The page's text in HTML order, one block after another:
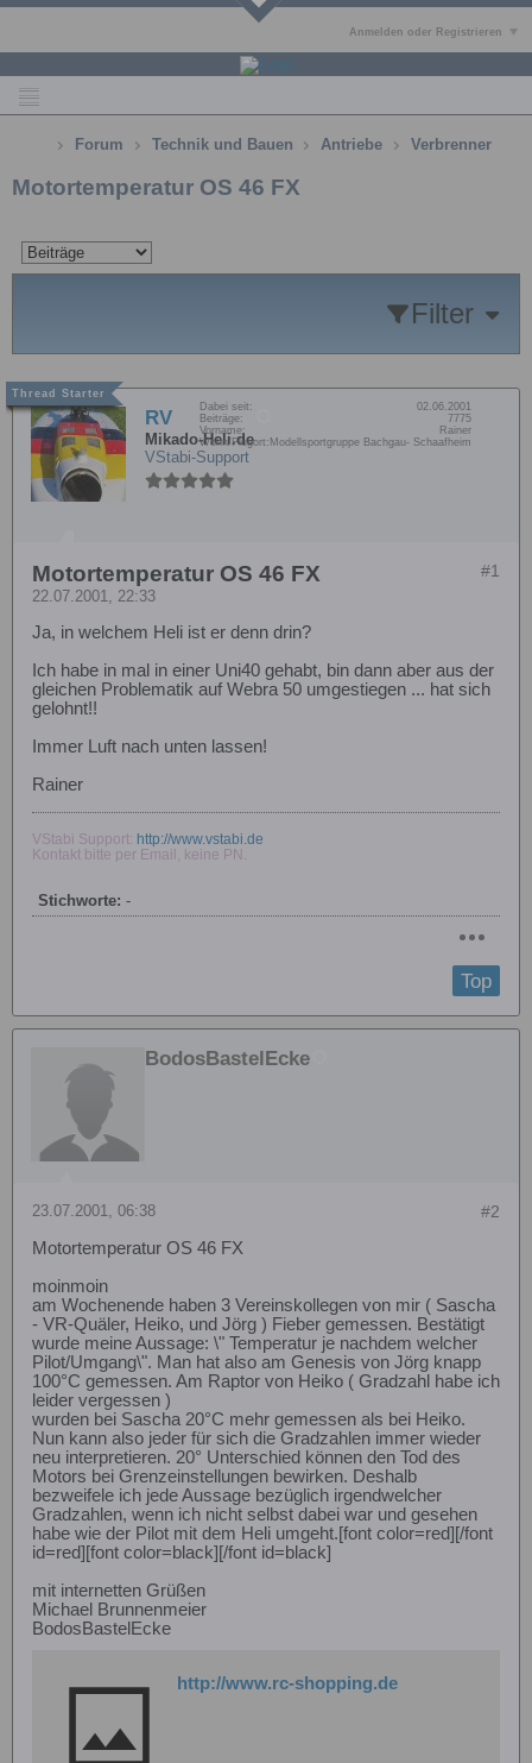
Anmelden oder Registrieren
Forum Technik und Bauen Antriebe Verbrenner
Motortemperatur OS 46 FX
Filter
RV
Mikado-Heli.de
VStabi-Support
Dabei seit:
02.06.2001
Beiträge:
7775
Vorname:
Rainer
Wohn/Flugort: Modellsportgruppe Bachgau- Schaafheim
#1
Motortemperatur OS 46 FX
22.07.2001, 22:33
Ja, in welchem Heli ist er denn drin?
Ich habe in mal in einer Uni40 gehabt, bin dann aber aus der
gleichen Problematik auf Webra 50 umgestiegen ... hat sich
gelohnt!!
Immer Luft nach unten lassen!
Rainer
VStabi Support: http://www.vstabi.de
Kontakt bitte per Email, keine PN.
Stichworte: -
Top
BodosBastelEcke
#2
23.07.2001, 06:38
Motortemperatur OS 46 FX
moinmoin
am Wochenende haben 3 Vereinskollegen von mir ( Sascha
- VR-Quäler, Heiko, und Jörg ) Fieber gemessen. Bestätigt
wurde meine Aussage: \" Temperatur je nachdem welcher
Pilot/Umgang\". Man hat also am Genesis von Jörg knapp
100°C gemessen. Am Raptor von Heiko ( Gradzahl habe ich
leider vergessen )
wurden bei Sascha 20°C mehr gemessen als bei Heiko.
Nun kann also jeder für sich die Gradzahlen immer wieder
neu interpretieren. 20° Unterschied können den Tod des
Motors bei Grenzeinstellungen bewirken. Deshalb
bezweifele ich jede Aussage bezüglich irgendwelcher
Gradzahlen, wenn ich nicht selbst dabei war und gesehen
habe wie der Pilot mit dem Heli umgeht.[font color=red][/font
id=red][font color=black][/font id=black]
mit internetten Grüßen
Michael Brunnenmeier
BodosBastelEcke
http://www.rc-shopping.de